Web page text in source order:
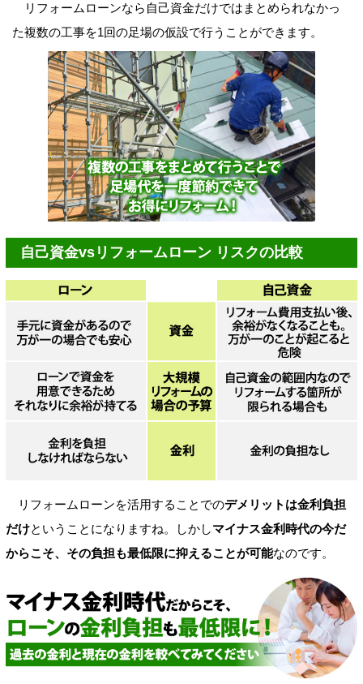
リフォームローンなら自己資金だけではまとめられなかっ
た複数の工事を1回の足場の仮設で行うことができます。
自己資金vsリフォームローン リスクの比較
リフォームローンを活用することでのデメリットは金利負担
だけということになりますね。しかしマイナス金利時代の今だ
からこそ、その負担も最低限に抑えることが可能なのです。